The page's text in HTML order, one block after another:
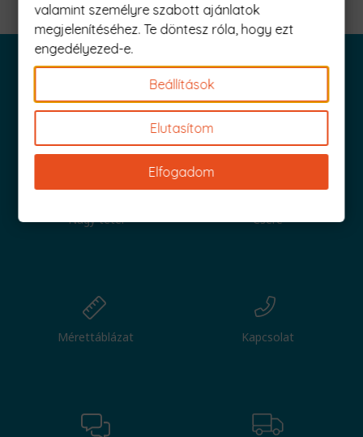
Iratkozz fel és küldjük is az 1000 Ft értékű kuponod!
Nagy tétel Csere
Mérettáblázat Kapcsolat
valamint személyre szabott ajánlatok
megjelenítéséhez. Te döntesz róla, hogy ezt
engedélyezed-e.
Beállítások
Elutasítom
Elfogadom